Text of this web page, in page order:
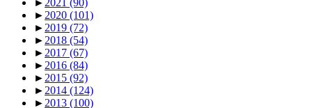
► 2020 (101)
► 2019 (72)
► 2018 (54)
► 2017 (67)
► 2016 (84)
► 2015 (92)
► 2014 (124)
► 2013 (100)